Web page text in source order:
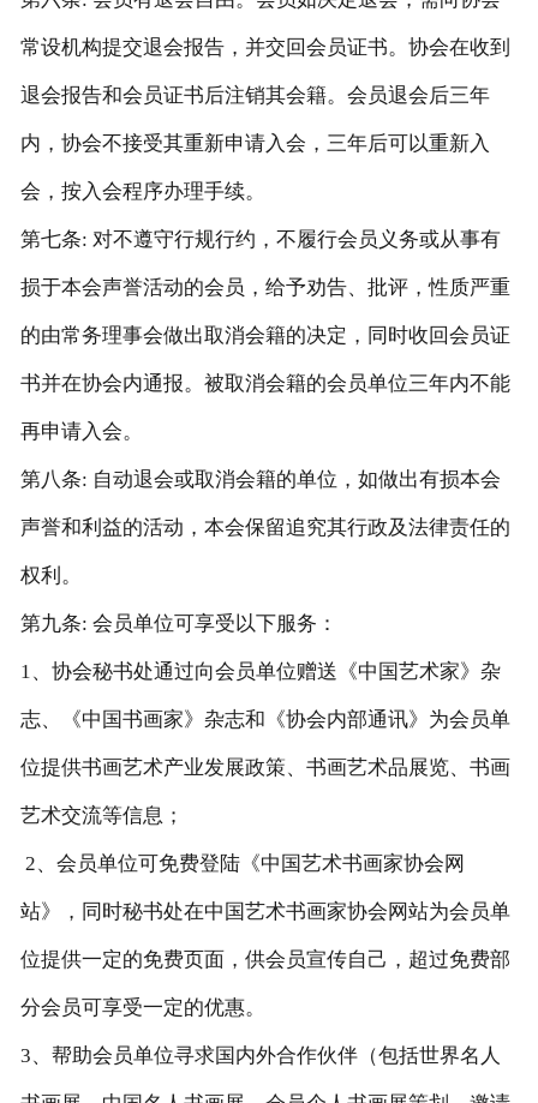
常设机构提交退会报告，并交回会员证书。协会在收到
退会报告和会员证书后注销其会籍。会员退会后三年
内，协会不接受其重新申请入会，三年后可以重新入
会，按入会程序办理手续。
第七条: 对不遵守行规行约，不履行会员义务或从事有
损于本会声誉活动的会员，给予劝告、批评，性质严重
的由常务理事会做出取消会籍的决定，同时收回会员证
书并在协会内通报。被取消会籍的会员单位三年内不能
再申请入会。
第八条: 自动退会或取消会籍的单位，如做出有损本会
声誉和利益的活动，本会保留追究其行政及法律责任的
权利。
第九条: 会员单位可享受以下服务：
1、协会秘书处通过向会员单位赠送《中国艺术家》杂
志、《中国书画家》杂志和《协会内部通讯》为会员单
位提供书画艺术产业发展政策、书画艺术品展览、书画
艺术交流等信息；
2、会员单位可免费登陆《中国艺术书画家协会网
站》，同时秘书处在中国艺术书画家协会网站为会员单
位提供一定的免费页面，供会员宣传自己，超过免费部
分会员可享受一定的优惠。
3、帮助会员单位寻求国内外合作伙伴（包括世界名人